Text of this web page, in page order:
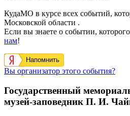
КудаМО в курсе всех событий,
Московской области .
Если вы знаете о событии,
нам!
Напомнить
Вы организатор этого события?
Государственный
музей-заповедник П. И.